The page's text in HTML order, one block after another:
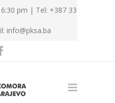
pm | Tel: +387 33
info@pksa.ba